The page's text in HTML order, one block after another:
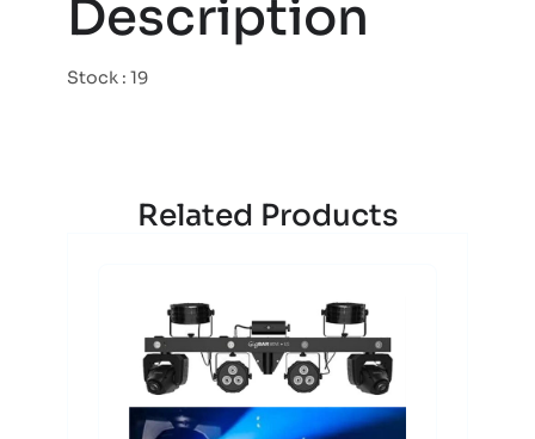
Description
Stock : 19
Related Products